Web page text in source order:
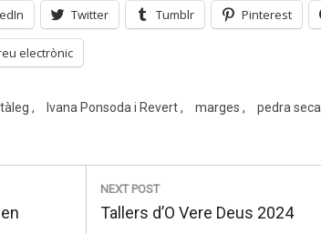
Twitter Tumblr Pinterest
electrònic
Ivana Ponsoda i Revert marges pedra seca
NEXT POST
Next
Tallers d’O Vere Deus 2024